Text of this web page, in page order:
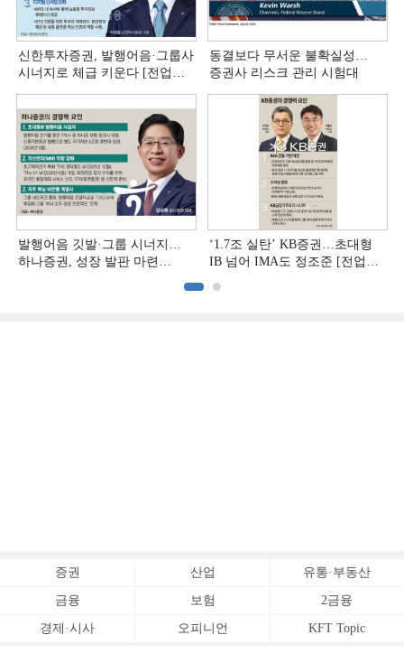
신한투자증권, 발행어음·그룹사
시너지로 체급 키운다 [전업계
동결보다 무서운 불확실성…
증권사 리스크 관리 시험대
발행어음 깃발·그룹 시너지…
하나증권, 성장 발판 마련
‘1.7조 실탄’ KB증권…초대형
IB 넘어 IMA도 정조준 [전업계
증권 산업 유통·부동산
금융 보험 2금융
경제·시사 오피니언 KFT Topic